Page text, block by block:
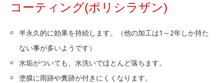
コーティング(ポリシラザン)
半永久的に効果を持続します。（他の加工は1～2年しか持た
ない事が多いようです）
水垢がついても、水洗いでほとんど落ちます。
塗膜に雨跡や糞跡が付きにくくなります。